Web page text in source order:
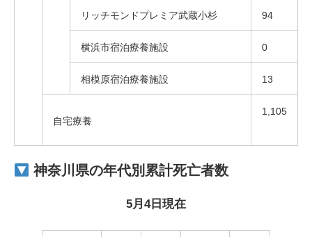
リッチモンドプレミア武蔵小杉 94
横浜市宿泊療養施設 0
相模原宿泊療養施設 13
自宅療養
1,105
神奈川県の年代別累計死亡者数
5月4日現在